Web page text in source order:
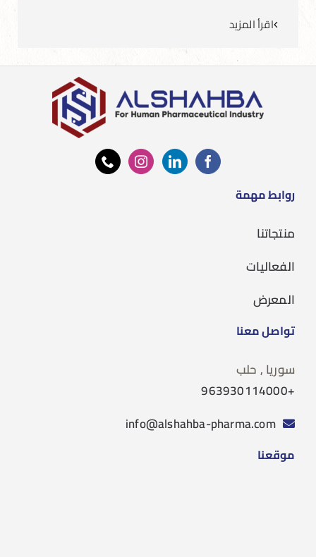
اقرأ المزيد
روابط مهمة
منتجاتنا
الفعاليات
المعرض
تواصل معنا
سوريا , حلب
info@alshahba-pharma.com
موقعنا